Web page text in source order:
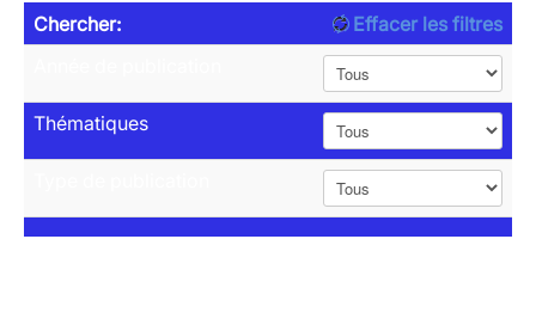
Chercher:
Effacer les filtres
Thématiques